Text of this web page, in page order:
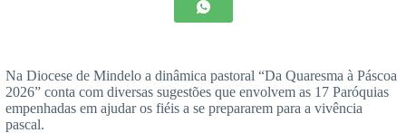
Na Diocese de Mindelo a dinâmica pastoral “Da Quaresma à Páscoa
2026” conta com diversas sugestões que envolvem as 17 Paróquias
empenhadas em ajudar os fiéis a se prepararem para a vivência
pascal.